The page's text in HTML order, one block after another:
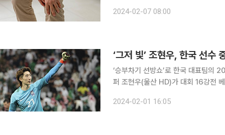
질병으로 40대 이후 발생하는 것이
2024-02-07 08:00
‘그저 빛’ 조현우, 한국 선수
‘승부차기 선방쇼’로 한국 대표팀의
퍼 조현우(울산 HD)가 대회 16강전 베스트 11에 올랐다. AFC는
2024-02-01 16:05